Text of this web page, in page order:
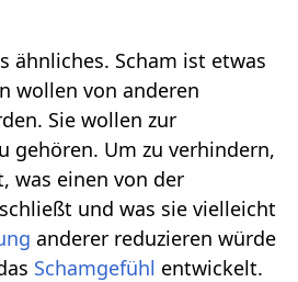
ähnliches. Scham ist etwas
wollen von anderen
Sie wollen zur
gehören. Um zu verhindern,
was einen von der
und was sie vielleicht
anderer reduzieren würde
Schamgefühl entwickelt.